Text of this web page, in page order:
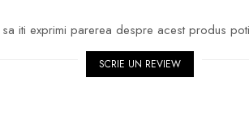
iti exprimi parerea despre acest produs
SCRIE UN REVIEW